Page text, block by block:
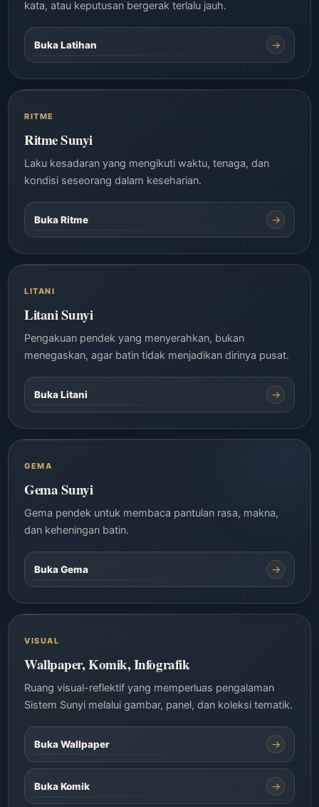
kata, atau keputusan bergerak terlalu jauh.
Buka Latihan →
RITME
Ritme Sunyi
Laku kesadaran yang mengikuti waktu, tenaga, dan
kondisi seseorang dalam keseharian.
Buka Ritme →
LITANI
Litani Sunyi
Pengakuan pendek yang menyerahkan, bukan
menegaskan, agar batin tidak menjadikan dirinya pusat.
Buka Litani →
GEMA
Gema Sunyi
Gema pendek untuk membaca pantulan rasa, makna,
dan keheningan batin.
Buka Gema →
VISUAL
Wallpaper, Komik, Infografik
Ruang visual-reflektif yang memperluas pengalaman
Sistem Sunyi melalui gambar, panel, dan koleksi tematik.
Buka Wallpaper →
Buka Komik →